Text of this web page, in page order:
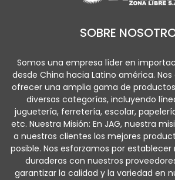
SOBRE
Somos una empresa líder en
desde China hacia Latino américa.
ofrecer una amplia gama de
diversas categorías, incluyendo
juguetería, ferretería, escolar,
etc. Nuestra Misión: En JAG, nuestra
a nuestros clientes los mejores
posible. Nos esforzamos por establecer
duraderas con nuestros
garantizar la calidad y la variedad en